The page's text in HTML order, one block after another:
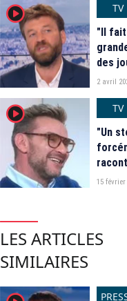
player2
TV
"Il fait
des
2 avril
player2
TV
"Un
15 février
LES ARTICLES
SIMILAIRES